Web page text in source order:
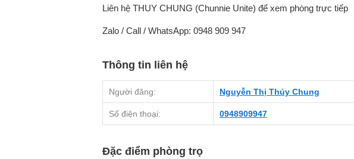
Liên hệ THUY CHUNG (Chunnie Unite) để xem phòng trực tiếp
Zalo / Call / WhatsApp: 0948 909 947
Thông tin liên hệ
Người đăng: Nguyễn Thị Thủy Chung
Số điện thoại: 0948909947
Đặc điểm phòng trọ